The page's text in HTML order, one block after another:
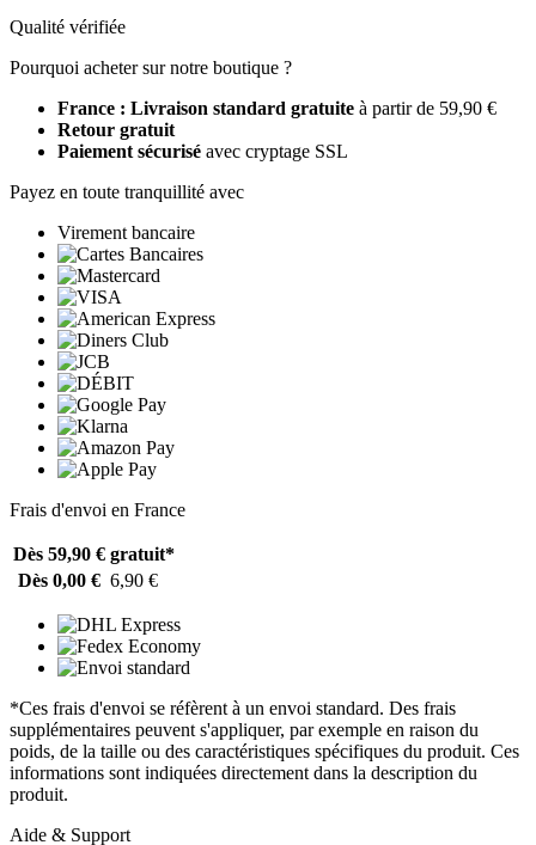
Qualité vérifiée
Pourquoi acheter sur notre boutique ?
France : Livraison standard gratuite à partir de 59,90 €
Retour gratuit
Paiement sécurisé avec cryptage SSL
Payez en toute tranquillité avec
Virement bancaire
Frais d'envoi en France
Dès 59,90 € gratuit*
Dès 0,00 € 6,90 €
*Ces frais d'envoi se réfèrent à un envoi standard. Des frais
supplémentaires peuvent s'appliquer, par exemple en raison du
poids, de la taille ou des caractéristiques spécifiques du produit. Ces
informations sont indiquées directement dans la description du
produit.
Aide & Support